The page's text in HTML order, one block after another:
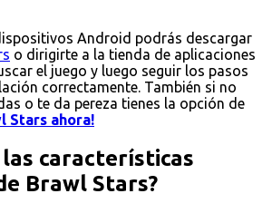
Android podrás descargar
o dirigirte a la tienda de aplicaciones
el juego y luego seguir los pasos
correctamente. También si no
o te da pereza tienes la opción de
Stars ahora!
las características
Brawl Stars?